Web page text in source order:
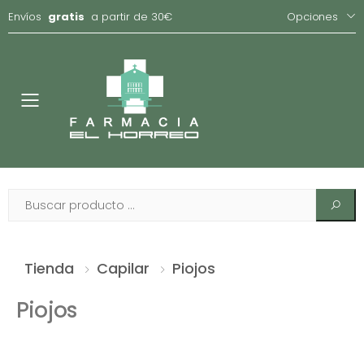
Envíos gratis a partir de 30€ Opciones
Toggle
Tienda Capilar Piojos
Piojos